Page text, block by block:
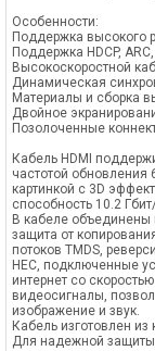
Особенности:
Поддержка высокого
Поддержка HDCP,
Высокоскоростной
Динамическая
Материалы и сборка
Двойное
Позолоченные
Кабель HDMI
частотой обновления
картинкой c 3D
способность 10.2
В кабеле объединены
защита от
потоков TMDS,
HEC, подключенные
интернет со
видеосигналы,
изображение и звук.
Кабель изготовлен
Для надежной защиты